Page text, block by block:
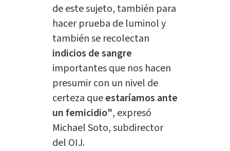
de este sujeto, también para
hacer prueba de luminol y
también se recolectan
indicios de sangre
importantes que nos hacen
presumir con un nivel de
certeza queestaríamos ante
un femicidio", expresó
Michael Soto, subdirector
del OIJ.